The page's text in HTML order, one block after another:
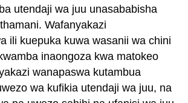
utendaji wa juu unasababisha
Wafanyakazi
ili kuepuka kuwa wasanii wa chini
inaongoza kwa matokeo
wanapaswa kutambua
wa kufikia utendaji wa juu, na